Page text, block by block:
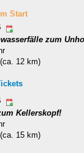
Start
zum
12 km)
Kellerskopf!
15 km)